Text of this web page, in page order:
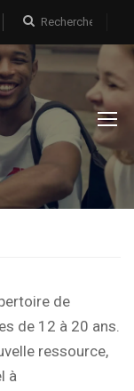
de
de 12 à 20 ans.
ressource,
à